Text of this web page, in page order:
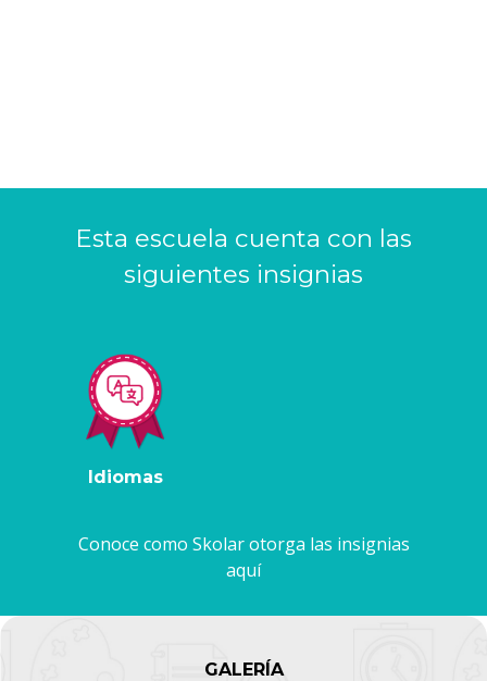
Esta escuela cuenta con las
siguientes insignias
Idiomas
Conoce como Skolar otorga las insignias
aquí
GALERÍA